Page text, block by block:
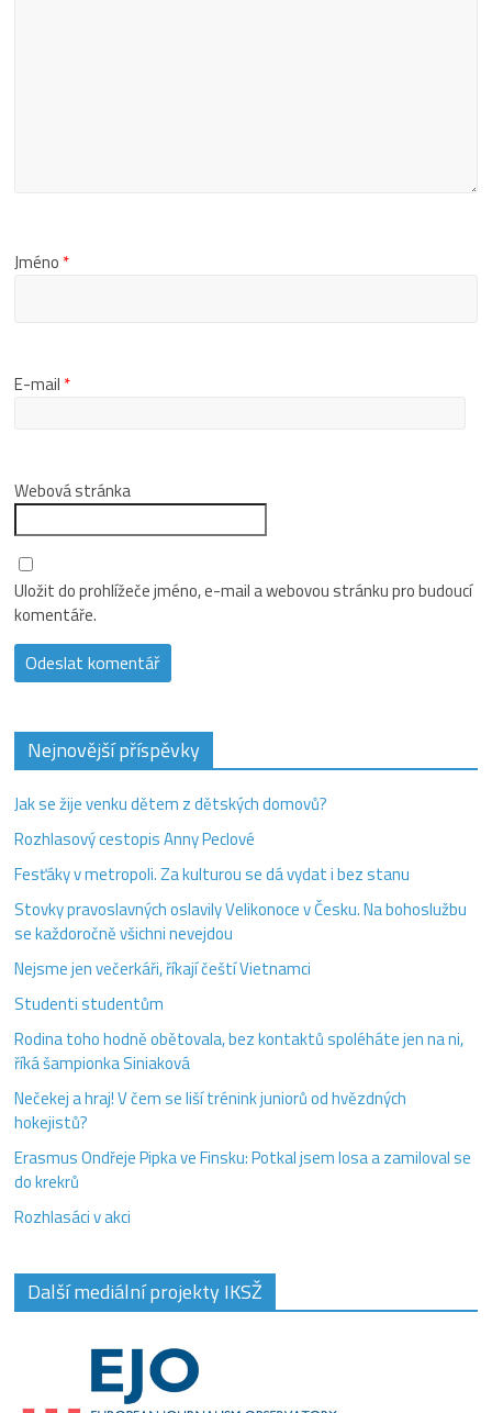
Jméno *
E-mail *
Webová stránka
Uložit do prohlížeče jméno, e-mail a webovou stránku pro budoucí
komentáře.
Nejnovější příspěvky
Jak se žije venku dětem z dětských domovů?
Rozhlasový cestopis Anny Peclové
Fesťáky v metropoli. Za kulturou se dá vydat i bez stanu
Stovky pravoslavných oslavily Velikonoce v Česku. Na bohoslužbu
se každoročně všichni nevejdou
Nejsme jen večerkáři, říkají čeští Vietnamci
Studenti studentům
Rodina toho hodně obětovala, bez kontaktů spoléháte jen na ni,
říká šampionka Siniaková
Nečekej a hraj! V čem se liší trénink juniorů od hvězdných
hokejistů?
Erasmus Ondřeje Pipka ve Finsku: Potkal jsem losa a zamiloval se
do krekrů
Rozhlasáci v akci
Další mediální projekty IKSŽ